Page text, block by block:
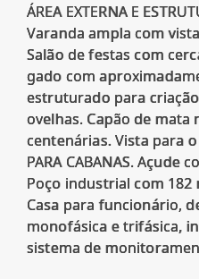
ÁREA EXTERNA E
Varanda ampla com
Salão de festas com
gado com
estruturado para
ovelhas. Capão de mata
centenárias. Vista para o
PARA CABANAS. Açude
Poço industrial com
Casa para funcionário,
monofásica e trifásica,
sistema de